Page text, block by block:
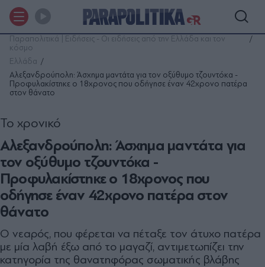
Παραπολιτικά | Ειδήσεις - Οι ειδήσεις από την Ελλάδα και τον
κόσμο
Ελλάδα
Αλεξανδρούπολη: Άσχημα μαντάτα για τον οξύθυμο τζουντόκα -
Προφυλακίστηκε ο 18χρονος που οδήγησε έναν 42χρονο πατέρα
στον θάνατο
Αλεξανδρούπολη: Άσχημα μαντάτα για
τον οξύθυμο τζουντόκα -
Προφυλακίστηκε ο 18χρονος που
οδήγησε έναν 42χρονο πατέρα στον
θάνατο
Το χρονικό
Ο νεαρός, που φέρεται να πέταξε τον άτυχο πατέρα
με μία λαβή έξω από το μαγαζί, αντιμετωπίζει την
κατηγορία της θανατηφόρας σωματικής βλάβης